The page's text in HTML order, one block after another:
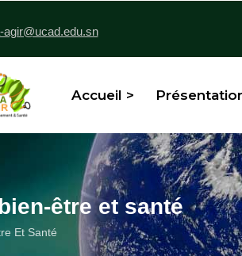
agir@ucad.edu.sn
Accueil >
être et santé
Et Santé